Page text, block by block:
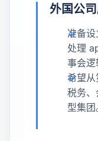
外国公
准备
处理
事会逻
希望从
税务
型集团